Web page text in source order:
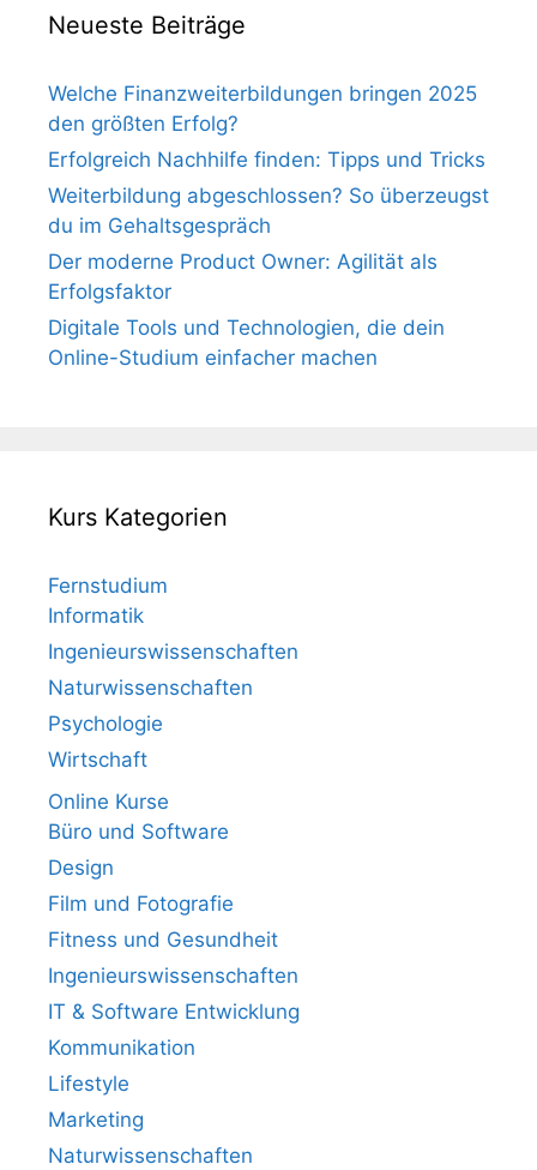
Neueste Beiträge
Welche Finanzweiterbildungen bringen 2025
den größten Erfolg?
Erfolgreich Nachhilfe finden: Tipps und Tricks
Weiterbildung abgeschlossen? So überzeugst
du im Gehaltsgespräch
Der moderne Product Owner: Agilität als
Erfolgsfaktor
Digitale Tools und Technologien, die dein
Online-Studium einfacher machen
Kurs Kategorien
Fernstudium
Informatik
Ingenieurswissenschaften
Naturwissenschaften
Psychologie
Wirtschaft
Online Kurse
Büro und Software
Design
Film und Fotografie
Fitness und Gesundheit
Ingenieurswissenschaften
IT & Software Entwicklung
Kommunikation
Lifestyle
Marketing
Naturwissenschaften